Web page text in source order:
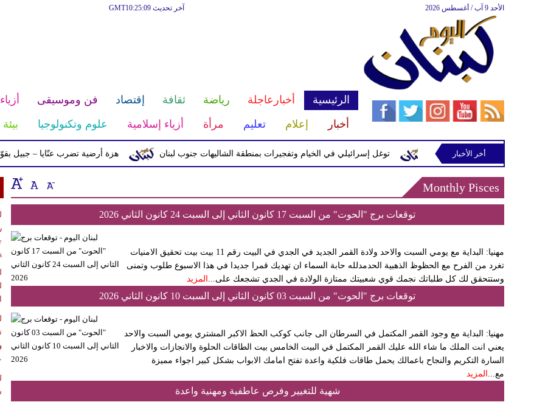
آخر تحديث GMT10:25:09 الأحد 9 آب / أغسطس 2026
الرئيسية أخبارعاجلة رياضة ثقافة إقتصاد فن وموسيقى أزياء
أخبار
إعلام تعليم مرأة أزياء إسلامية علوم وتكنولوجيا بيئة
هزة أرضية تضرب عنّايا – جبيل بقوّة 2.8 درجات على مقياس ريختر توغل إسرائيلي في الخيام وتفجيرات بمنطقة الشاليهات جنوب لبنان إسرائيلية في رب ثلاثين
أخر الأخبار
Monthly Pisces
توقعات برج "الحوت" من السبت 17 كانون الثاني إلى السبت 24 كانون الثاني 2026
مهنيا: البداية مع يومي السبت والاحد ولادة القمر الجديد في الجدي في البيت رقم 11 بيت بيت تحقيق الامنيات
تغرد من الفرح مع الحظوظ الذهبية الحدمدلله حابة السماء ان تهديك قمرا جديدا في هذا الاسبوع طلوب وتمنى
وستتحقق لك كل طلباتك نجمك قوي شعبيتك ممتازة الولادة في الجدي تشجعك على... المزيد
توقعات برج "الحوت" من السبت 03 كانون الثاني إلى السبت 10 كانون الثاني 2026
مهنيا: البداية مع وجود القمر المكتمل في السرطان الى جانب كوكب الحظ الاكبر المشتري يومي السبت والاحد
يعني انت الملك ما شاء الله عليك القمر المكتمل في البيت الخامس بيت الطاقات الحلوة والانجازات والاخبار
السارة التكريم والنجاح باعمالك يحمل طاقات فلكية واعدة تفتح امامك الابواب بشكل كبير اجواء مميزة
مع... المزيد
شهية للتغيير وفرص عاطفية ومهنية واعدة